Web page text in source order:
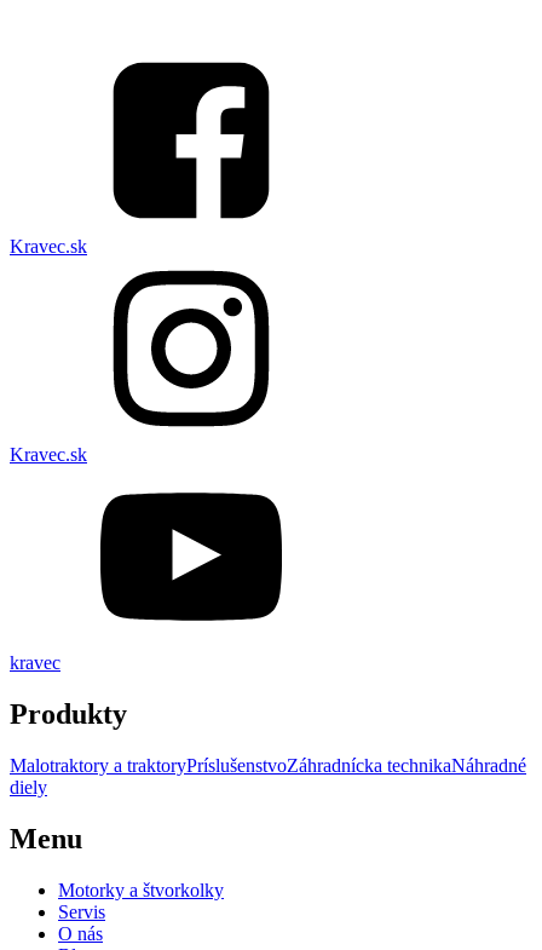
Kravec.sk
Kravec.sk
kravec
Produkty
Malotraktory a traktoryPríslušenstvoZáhradnícka technikaNáhradné
diely
Menu
Motorky a štvorkolky
Servis
O nás